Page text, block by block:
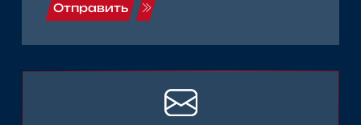
Отправить